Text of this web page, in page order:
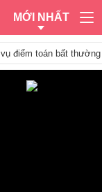
MỚI NHẤT
vụ điểm toán bất